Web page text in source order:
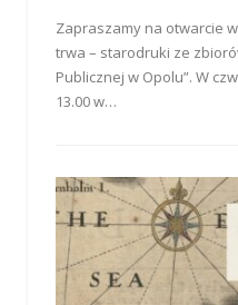
Zapraszamy na otwarcie
trwa – starodruki ze
Publicznej w Opolu”. W
13.00 w…